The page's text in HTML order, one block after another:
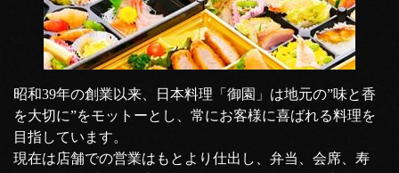
昭和39年の創業以来、日本料理「御園」は地元の”味と香
を大切に”をモットーとし、常にお客様に喜ばれる料理を
目指しています。
現在は店舗での営業はもとより仕出し、弁当、会席、寿